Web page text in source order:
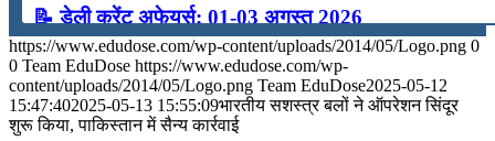
📝 डेली करेंट अफेयर्स: 01-03 अगस्त 2026
July 31, 2026
📝 डेली करेंट अफेयर्स: 28-31 जुलाई 2026
https://www.edudose.com/wp-content/uploads/2014/05/Logo.png 0
0 Team EduDose https://www.edudose.com/wp-
content/uploads/2014/05/Logo.png Team EduDose2025-05-12
15:47:402025-05-13 15:55:09भारतीय सशस्‍त्र बलों ने ऑपरेशन सिंदूर
शुरू किया, पाकिस्तान में सैन्य कार्रवाई